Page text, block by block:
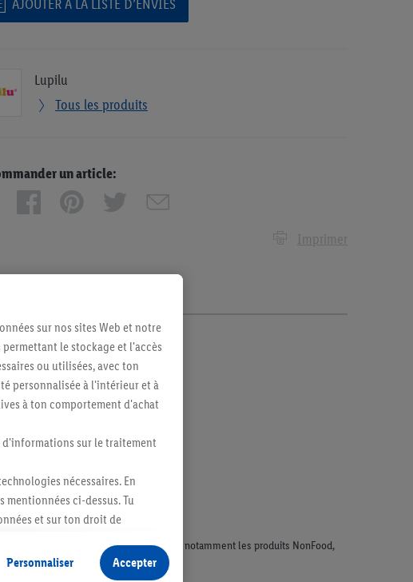
AJOUTER À LA LISTE D’ENVIES
Lupilu
Tous les produits
un article:
Imprimer
produits faisant l'objet de la publicité, notamment les produits NonFood,
sur nos sites Web et notre
le stockage et l'accès
ou utilisées, avec ton
personnalisée à l'intérieur et à
à ton comportement d'achat
sur le traitement
nécessaires. En
mentionnées ci-dessus. Tu
et sur ton droit de
Personnaliser Accepter